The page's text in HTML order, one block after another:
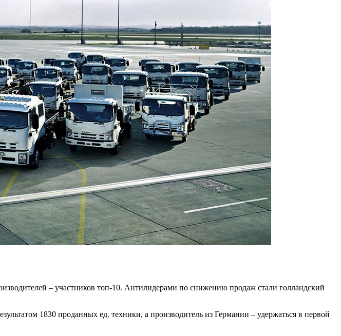
– участников топ-10. Антилидерами по снижению продаж стали голландский
1830 проданных ед. техники, а производитель из Германии – удержаться в первой